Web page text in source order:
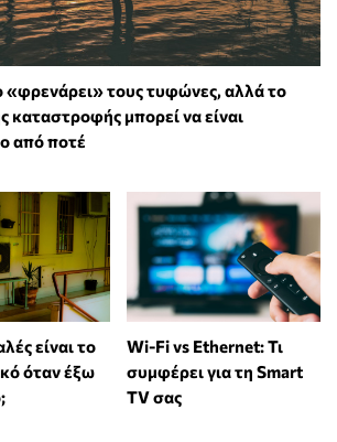
«φρενάρει» τους τυφώνες, αλλά το
καταστροφής μπορεί να είναι
από ποτέ
είναι το
όταν έξω
Wi-Fi vs Ethernet: Τι
συμφέρει για τη Smart
TV σας